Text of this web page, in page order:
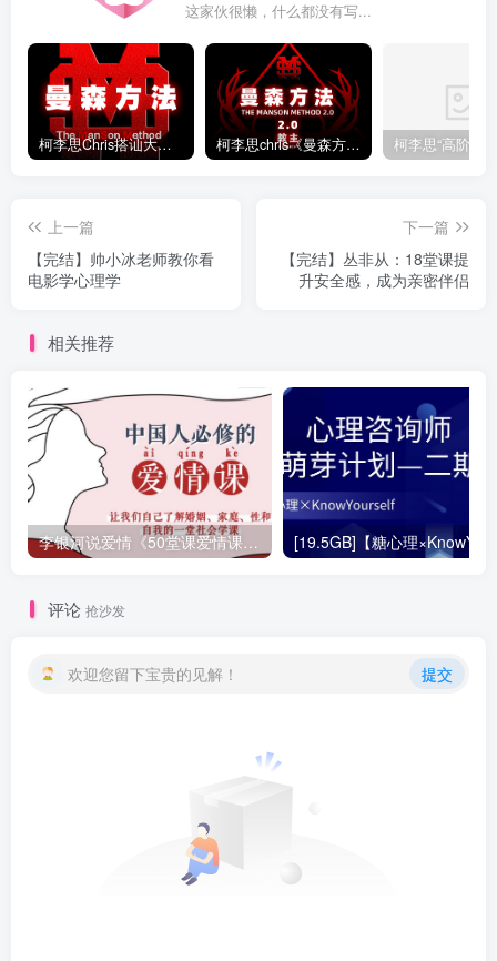
这家伙很懒，什么都没有写...
柯李思Chris搭讪大师“曼森方法”完整版下载 柯李思chris《曼森方法2.0课程》百度云免费下载
上一篇
【完结】帅小冰老师教你看
电影学心理学
下一篇
【完结】丛非从：18堂课提
升安全感，成为亲密伴侣
相关推荐
李银河说爱情《50堂课爱情课：讲透婚姻，家庭，性和自我的社会学课（完整50讲音频）》
评论 抢沙发
欢迎您留下宝贵的见解！ 提交